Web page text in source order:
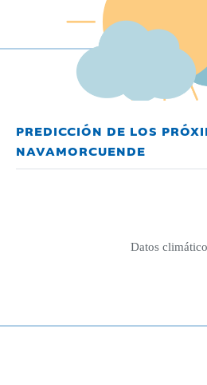
PREDICCIÓN DE LOS
NAVAMORCUENDE
Datos